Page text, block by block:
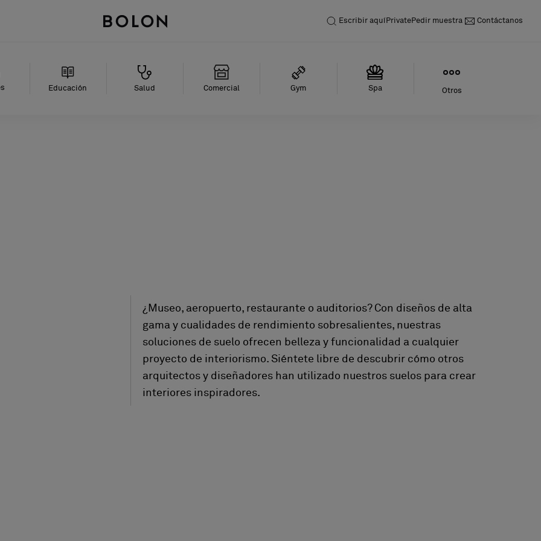
Escribir aquí PrivatePedir muestra Contáctanos
Educación Salud Comercial Gym Spa Otros
¿Museo, aeropuerto, restaurante o auditorios? Con diseños de alta
gama y cualidades de rendimiento sobresalientes, nuestras
soluciones de suelo ofrecen belleza y funcionalidad a cualquier
proyecto de interiorismo. Siéntete libre de descubrir cómo otros
arquitectos y diseñadores han utilizado nuestros suelos para crear
interiores inspiradores.